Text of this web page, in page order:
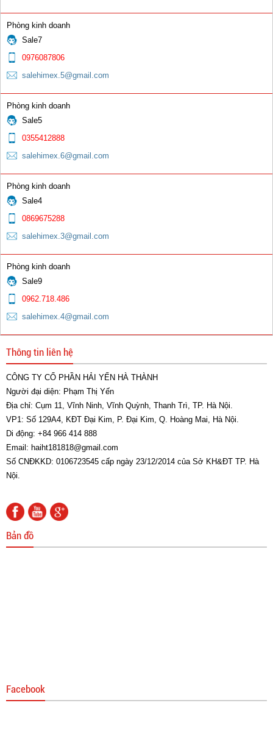
Bép G01-30 & G01-100
Cổ Cong 500A
Phòng kinh doanh
Sale7
0976087806
salehimex.5@gmail.com
Phòng kinh doanh
Sale5
0355412888
salehimex.6@gmail.com
Phòng kinh doanh
Sale4
0869675288
salehimex.3@gmail.com
Phòng kinh doanh
Sale9
0962.718.486
salehimex.4@gmail.com
Thông tin liên hệ
CÔNG TY CỔ PHẦN HẢI YẾN HÀ THÀNH
Người đại diện: Phạm Thị Yến
Địa chỉ: Cụm 11, Vĩnh Ninh, Vĩnh Quỳnh, Thanh Trì, TP. Hà Nội.
VP1: Số 129A4, KĐT Đại Kim, P. Đại Kim, Q. Hoàng Mai, Hà Nội.
Di động: +84 966 414 888
Email: haiht181818@gmail.com
Số CNĐKKD: 0106723545 cấp ngày 23/12/2014 của Sở KH&ĐT TP. Hà
Nội.
Bản đồ
Facebook